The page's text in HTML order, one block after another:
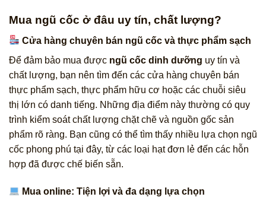
Mua ngũ cốc ở đâu uy tín, chất lượng?
Cửa hàng chuyên bán ngũ cốc và thực phẩm sạch
Để đảm bảo mua được ngũ cốc dinh dưỡng uy tín và
chất lượng, bạn nên tìm đến các cửa hàng chuyên bán
thực phẩm sạch, thực phẩm hữu cơ hoặc các chuỗi siêu
thị lớn có danh tiếng. Những địa điểm này thường có quy
trình kiểm soát chất lượng chặt chẽ và nguồn gốc sản
phẩm rõ ràng. Bạn cũng có thể tìm thấy nhiều lựa chọn ngũ
cốc phong phú tại đây, từ các loại hạt đơn lẻ đến các hỗn
hợp đã được chế biến sẵn.
Mua online: Tiện lợi và đa dạng lựa chọn